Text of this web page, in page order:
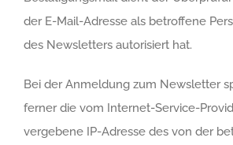
der E-Mail-Adresse als betroffene
des Newsletters autorisiert hat.
Bei der Anmeldung zum Newsletter
ferner die vom Internet-Service-
vergebene IP-Adresse des von der